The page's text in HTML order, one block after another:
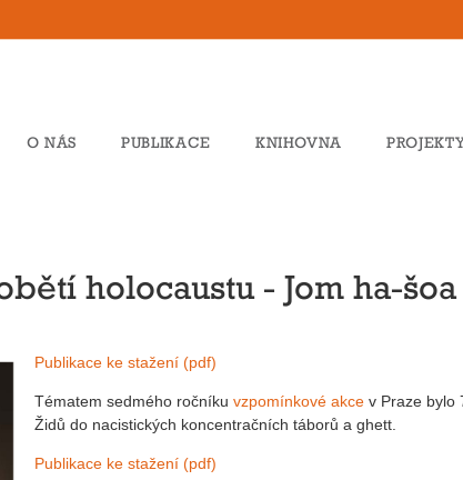
O NÁS PUBLIKACE KNIHOVNA
holocaustu - Jom ha-šoa
Publikace ke stažení (pdf)
Tématem sedmého ročníku vzpomínkové akce v Praze bylo
Židů do nacistických koncentračních táborů a ghett.
Publikace ke stažení (pdf)